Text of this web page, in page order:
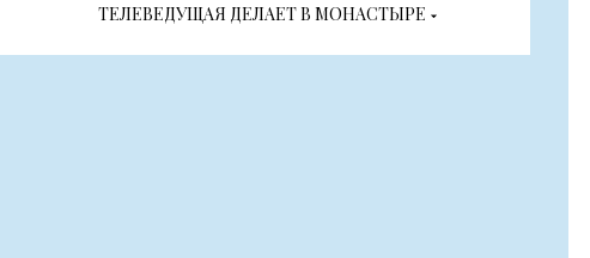
ТЕЛЕВЕДУЩАЯ ДЕЛАЕТ В МОНАСТЫРЕ